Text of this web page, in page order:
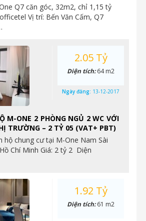
Q7 căn góc, 32m2, chỉ 1,15 tỷ
Vị trí: Bến Văn Cấm, Q7
M-ONE 2 PHÒNG NGỦ 2 WC VỚI
TRƯỜNG – 2 TỶ 05 (VAT+ PBT)
hộ chung cư tại M-One Nam Sài
Chí Minh Giá: 2 tỷ 2 Diện
2.05 Tỷ
Diện tích:64 m2
Ngày đăng: 13-12-2017
1.92 Tỷ
Diện tích:61 m2